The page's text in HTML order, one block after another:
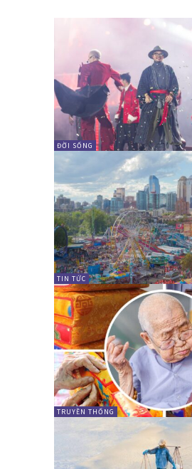
ĐỜI SỐNG
TIN TỨC
TRUYỀN THỐNG